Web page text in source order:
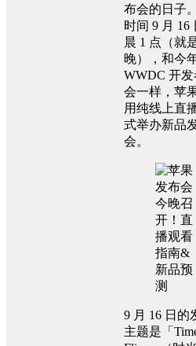
布会的日子
时间 9 月 16
晨 1 点（就
晚），和今
WWDC 开发
会一样，苹
用纯线上直
式举办新品
会。
9 月 16 日的
主题是「